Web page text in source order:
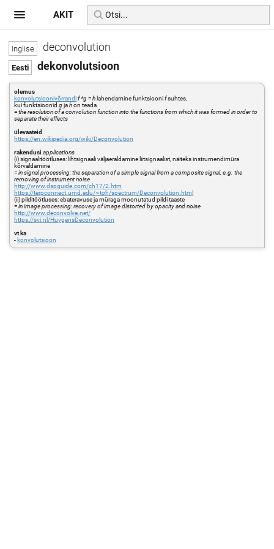
deconvolution
dekonvolutsioon
olemus
konvolutsioonivõrrandif *g=h lahendamine funktsioonifsuhtes,
kui funktsioonidgjahon teada
=the resolution of a convolution function into the functions from which it was formed in order to
separate their effects
ülevaateid
https://en.wikipedia.org/wiki/Deconvolution
rakendusi applications
(i) signaalitöötluses: lihtsignaali väljaeraldamine liitsignaalist, näiteks instrumendimüra
kõrvaldamine
=in signal processing: the separation of a simple signal from a composite signal, e.g. the
removing of instrument noise
http://www.dspguide.com/ch17/2.htm
https://terpconnect.umd.edu/~toh/spectrum/Deconvolution.html
(ii) pilditöötluses: ebateravuse ja müraga moonutatud pildi taaste
=in image processing: recovery of image distorted by opacity and noise
http://www.deconvolve.net/
https://svi.nl/HuygensDeconvolution
vt ka
- konvolutsioon
AKIT